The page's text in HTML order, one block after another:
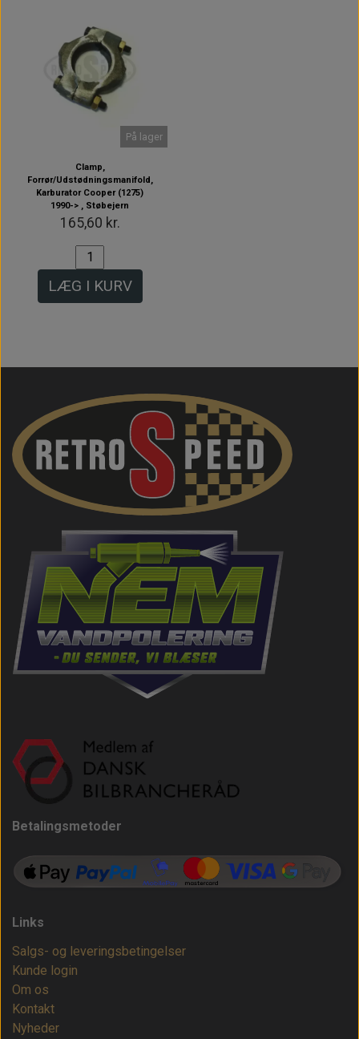
På lager
Clamp,
Forrør/Udstødningsmanifold,
Karburator Cooper (1275)
1990-> , Støbejern
165,60 kr.
LÆG I KURV
Betalingsmetoder
Links
Salgs- og leveringsbetingelser
Kunde login
Om os
Kontakt
Nyheder